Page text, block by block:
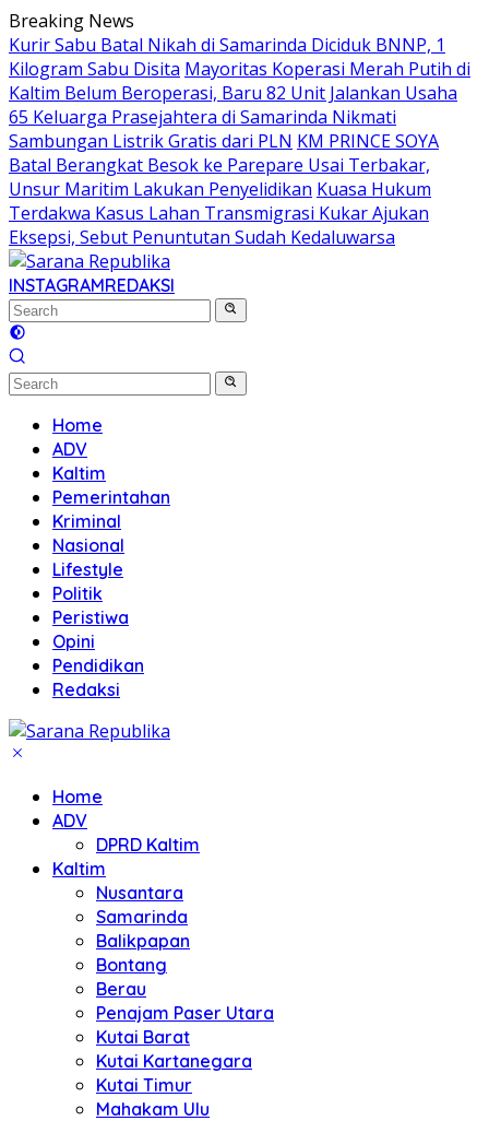
Skip
to
content
Breaking News
Kurir Sabu Batal Nikah di Samarinda Diciduk BNNP, 1
Kilogram Sabu Disita Mayoritas Koperasi Merah Putih di
Kaltim Belum Beroperasi, Baru 82 Unit Jalankan Usaha
65 Keluarga Prasejahtera di Samarinda Nikmati
Sambungan Listrik Gratis dari PLN KM PRINCE SOYA
Batal Berangkat Besok ke Parepare Usai Terbakar,
Unsur Maritim Lakukan Penyelidikan Kuasa Hukum
Terdakwa Kasus Lahan Transmigrasi Kukar Ajukan
Eksepsi, Sebut Penuntutan Sudah Kedaluwarsa
INSTAGRAMREDAKSI
Home
ADV
Kaltim
Pemerintahan
Kriminal
Nasional
Lifestyle
Politik
Peristiwa
Opini
Pendidikan
Redaksi
Home
ADV
DPRD Kaltim
Kaltim
Nusantara
Samarinda
Balikpapan
Bontang
Berau
Penajam Paser Utara
Kutai Barat
Kutai Kartanegara
Kutai Timur
Mahakam Ulu